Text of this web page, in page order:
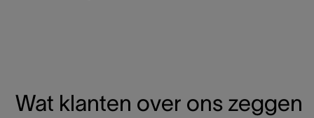
Wat klanten over ons zeggen